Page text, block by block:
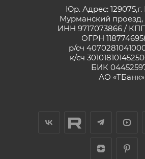
Юр. Адрес:
Мурманский проезд,
ИНН 9717073866 / КПП
ОГРН
р/сч
к/сч
БИК
АО «ТБанк»